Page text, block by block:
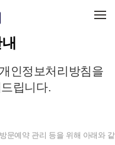
개인정보처리방침을
립니다.
방문예약 관리 등을 위해 아래와 같